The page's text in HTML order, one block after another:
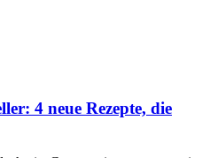
4 neue Rezepte, die